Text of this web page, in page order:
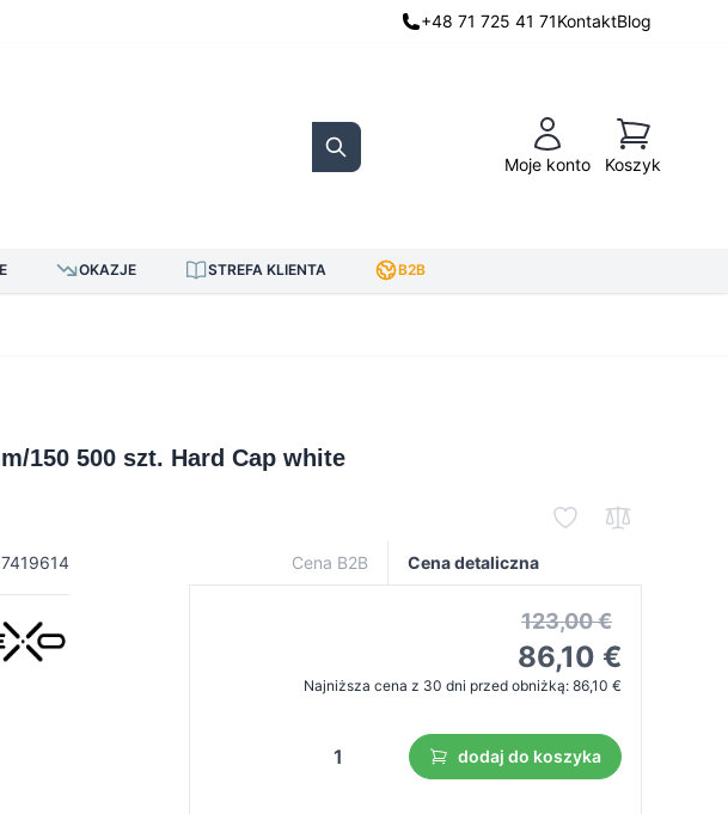
+48 71 725 41 71KontaktBlog
Search Moje konto
Koszyk
Koszyk
OKAZJE STREFA KLIENTA B2B
150 500 szt. Hard Cap white
Cena B2B Cena detaliczna
123,00 €
86,10 €
Najniższa cena z 30 dni przed obniżką: 86,10 €
dodaj do koszyka